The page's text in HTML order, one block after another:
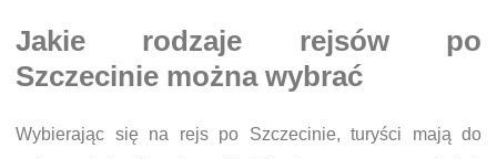
Jakie rodzaje rejsów po
Szczecinie można wybrać
Wybierając się na rejs po Szczecinie, turyści mają do